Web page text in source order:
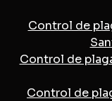
Control de
Control de
Control de